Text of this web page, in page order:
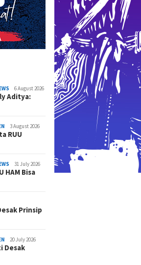
Negara
Pelaku
6 August 2026
Aditya:
3 August 2026
RUU
31 July 2026
HAM Bisa
Prinsip
20 July 2026
Desak